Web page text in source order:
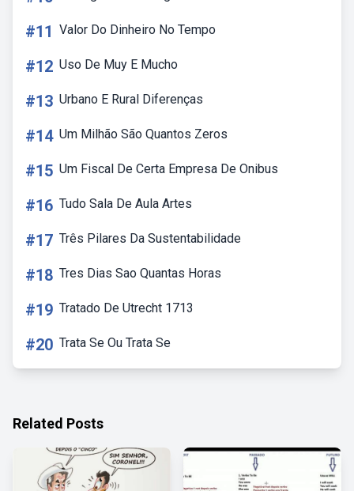
#11 Valor Do Dinheiro No Tempo
#12 Uso De Muy E Mucho
#13 Urbano E Rural Diferenças
#14 Um Milhão São Quantos Zeros
#15 Um Fiscal De Certa Empresa De Onibus
#16 Tudo Sala De Aula Artes
#17 Três Pilares Da Sustentabilidade
#18 Tres Dias Sao Quantas Horas
#19 Tratado De Utrecht 1713
#20 Trata Se Ou Trata Se
Related Posts